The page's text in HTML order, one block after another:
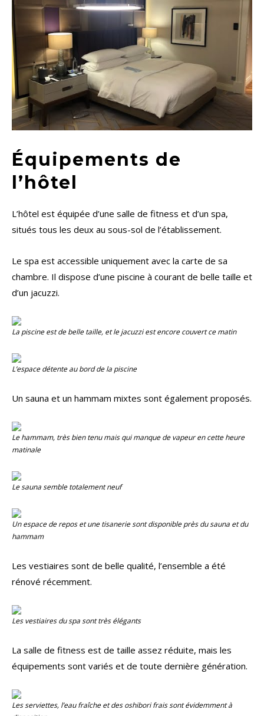
Équipements de
l’hôtel
L’hôtel est équipée d’une salle de fitness et d’un spa,
situés tous les deux au sous-sol de l’établissement.
Le spa est accessible uniquement avec la carte de sa
chambre. Il dispose d’une piscine à courant de belle taille et
d’un jacuzzi.
La piscine est de belle taille, et le jacuzzi est encore couvert ce matin
L’espace détente au bord de la piscine
Un sauna et un hammam mixtes sont également proposés.
Le hammam, très bien tenu mais qui manque de vapeur en cette heure
matinale
Le sauna semble totalement neuf
Un espace de repos et une tisanerie sont disponible près du sauna et du
hammam
Les vestiaires sont de belle qualité, l’ensemble a été
rénové récemment.
Les vestiaires du spa sont très élégants
La salle de fitness est de taille assez réduite, mais les
équipements sont variés et de toute dernière génération.
Les serviettes, l’eau fraîche et des oshibori frais sont évidemment à